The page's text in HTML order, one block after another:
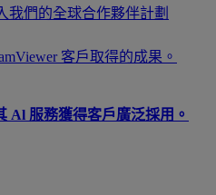
我們的全球合作夥伴計劃
客戶取得的成果。
Al 服務獲得客戶廣泛採用。